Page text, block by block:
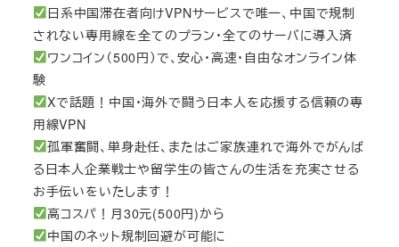
日系中国滞在者向けVPNサービスで唯一、中国で規制
されない専用線を全てのプラン・全てのサーバに導入済
ワンコイン（500円）で、安心・高速・自由なオンライン体
験
Xで話題！中国・海外で闘う日本人を応援する信頼の専
用線VPN
孤軍奮闘、単身赴任、またはご家族連れで海外でがんば
る日本人企業戦士や留学生の皆さんの生活を充実させる
お手伝いをいたします！
高コスパ！月30元(500円)から
中国のネット規制回避が可能に